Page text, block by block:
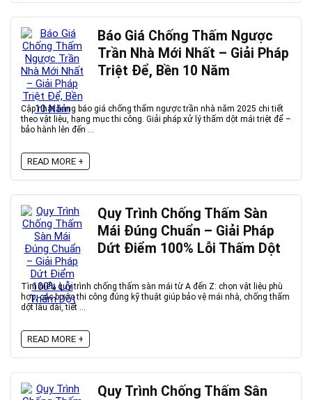
Báo Giá Chống Thấm Ngược
Trần Nhà Mới Nhất – Giải Pháp
Triệt Để, Bền 10 Năm
Cập nhật bảng báo giá chống thấm ngược trần nhà năm 2025 chi tiết
theo vật liệu, hạng mục thi công. Giải pháp xử lý thấm dột mái triệt để –
bảo hành lên đến ...
READ MORE +
Quy Trình Chống Thấm Sàn
Mái Đúng Chuẩn – Giải Pháp
Dứt Điểm 100% Lỗi Thấm Dột
Tìm hiểu quy trình chống thấm sàn mái từ A đến Z: chọn vật liệu phù
hợp, các bước thi công đúng kỹ thuật giúp bảo vệ mái nhà, chống thấm
dột lâu dài, tiết ...
READ MORE +
Quy Trình Chống Thấm Sân